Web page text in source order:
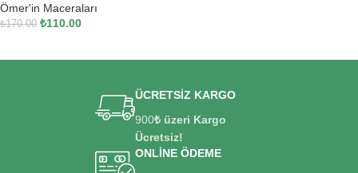
Ömer'in Maceraları
₺170.00 ₺110.00
ÜCRETSİZ KARGO
900₺ üzeri Kargo
Ücretsiz!
ONLİNE ÖDEME